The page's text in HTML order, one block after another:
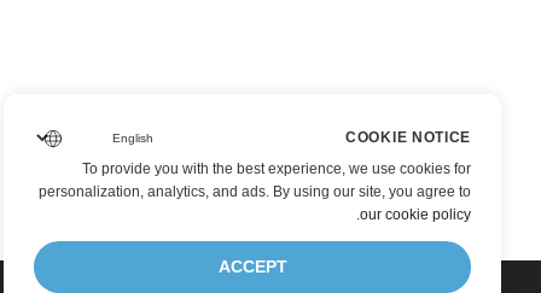
COOKIE NOTICE
To provide you with the best experience, we use cookies for
personalization, analytics, and ads. By using our site, you agree to
our cookie policy
.
ACCEPT